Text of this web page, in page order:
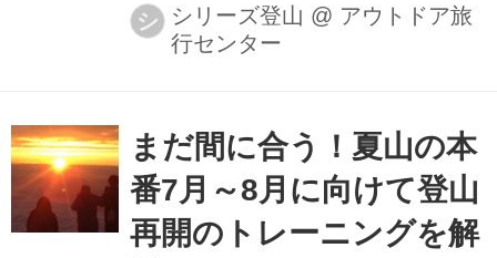
ガイドに聞いてみました。弱点克服練
習法をここだけでお教えします
シ シリーズ登山 @ アウトドア旅
行センター
まだ間に合う！夏山の本
番7月～8月に向けて登山
再開のトレーニングを解